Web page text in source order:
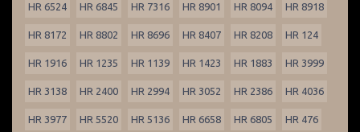
HR 6524 HR 6845 HR 7316 HR 8901 HR 8094 HR 8918
HR 8172 HR 8802 HR 8696 HR 8407 HR 8208 HR 124
HR 1916 HR 1235 HR 1139 HR 1423 HR 1883 HR 3999
HR 3138 HR 2400 HR 2994 HR 3052 HR 2386 HR 4036
HR 3977 HR 5520 HR 5136 HR 6658 HR 6805 HR 476